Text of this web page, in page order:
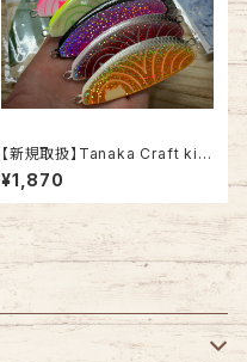
【新規取扱】Tanaka Craft kiri
mi 43g -キリミ-
¥1,870